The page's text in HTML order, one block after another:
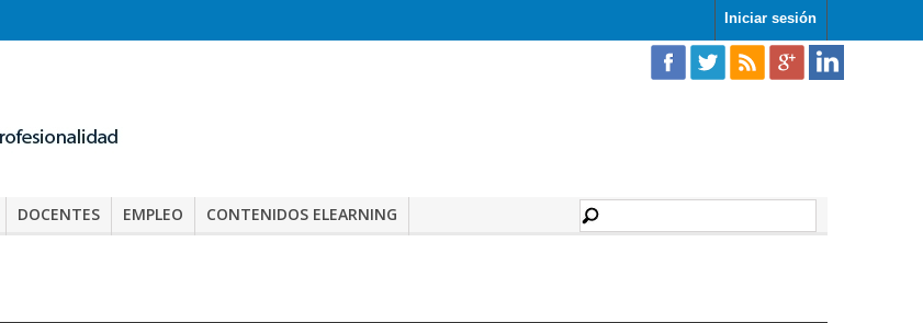
Iniciar sesión
DOCENTES EMPLEO CONTENIDOS ELEARNING